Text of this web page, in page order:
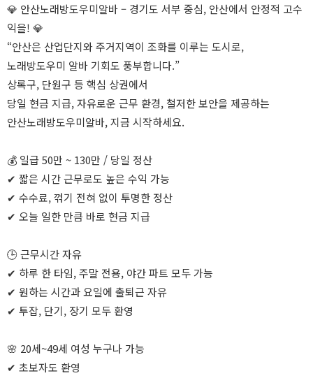
💎 안산노래방도우미알바 – 경기도 서부 중심, 안산에서 안정적 고수
익을! 💎
“안산은 산업단지와 주거지역이 조화를 이루는 도시로,
노래방도우미 알바 기회도 풍부합니다.”
상록구, 단원구 등 핵심 상권에서
당일 현금 지급, 자유로운 근무 환경, 철저한 보안을 제공하는
안산노래방도우미알바, 지금 시작하세요.
💰 일급 50만 ~ 130만 / 당일 정산
✔ 짧은 시간 근무로도 높은 수익 가능
✔ 수수료, 꺾기 전혀 없이 투명한 정산
✔ 오늘 일한 만큼 바로 현금 지급
🕒 근무시간 자유
✔ 하루 한 타임, 주말 전용, 야간 파트 모두 가능
✔ 원하는 시간과 요일에 출퇴근 자유
✔ 투잡, 단기, 장기 모두 환영
🌸 20세~49세 여성 누구나 가능
✔ 초보자도 환영